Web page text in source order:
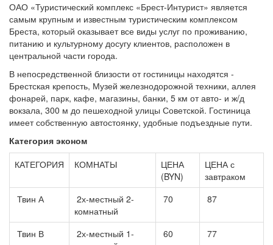
ОАО «Туристический комплекс «Брест-Интурист» является
самым крупным и известным туристическим комплексом
Бреста, который оказывает все виды услуг по проживанию,
питанию и культурному досугу клиентов, расположен в
центральной части города.
В непосредственной близости от гостиницы находятся -
Брестская крепость, Музей железнодорожной техники, аллея
фонарей, парк, кафе, магазины, банки, 5 км от авто- и ж/д
вокзала, 300 м до пешеходной улицы Советской. Гостиница
имеетсобственную автостоянку, удобные подъездные пути.
Категория эконом
КАТЕГОРИЯ
КОМНАТЫ
ЦЕНА
(BYN)
ЦЕНА с
завтраком
Твин А
2х-местный 2-
комнатный
70 87
Твин В
2х-местный 1-
60 77